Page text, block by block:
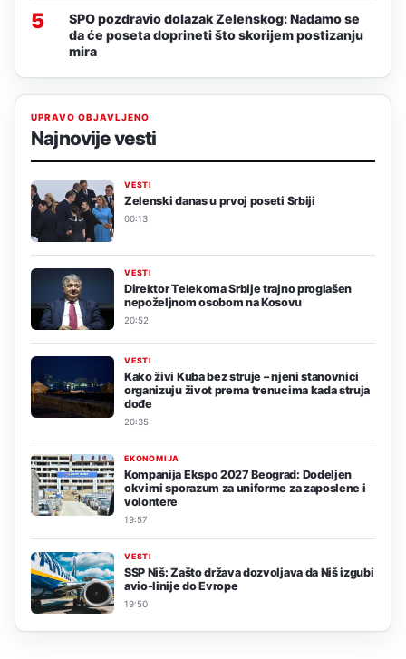
5
SPO pozdravio dolazak Zelenskog: Nadamo se
da će poseta doprineti što skorijem postizanju
mira
UPRAVO OBJAVLJENO
Najnovije vesti
VESTI
Zelenski danas u prvoj poseti Srbiji
00:13
VESTI
Direktor Telekoma Srbije trajno proglašen
nepoželjnom osobom na Kosovu
20:52
VESTI
Kako živi Kuba bez struje – njeni stanovnici
organizuju život prema trenucima kada struja
dođe
20:35
EKONOMIJA
Kompanija Ekspo 2027 Beograd: Dodeljen
okvirni sporazum za uniforme za zaposlene i
volontere
19:57
VESTI
SSP Niš: Zašto država dozvoljava da Niš izgubi
avio-linije do Evrope
19:50